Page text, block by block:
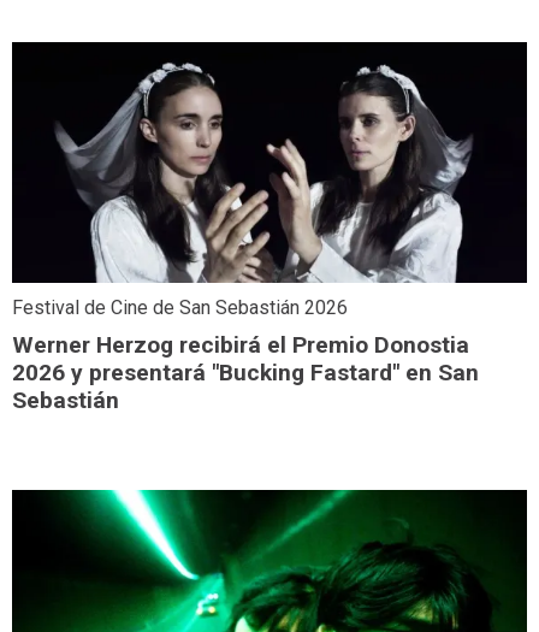
Festival de Cine de San Sebastián 2026
Werner Herzog recibirá el Premio Donostia
2026 y presentará "Bucking Fastard" en San
Sebastián